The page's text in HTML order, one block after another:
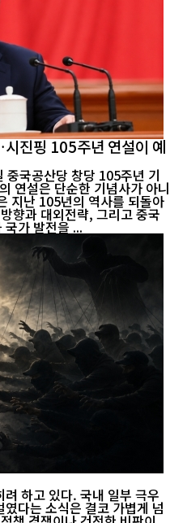
진핑 105주년 연설이 예
국공산당 창당 105주년 기
연설은 단순한 기념사가 아니
지난 105년의 역사를 되돌아
향과 대외전략, 그리고 중국
가 발전을 ...
하고 있다. 국내 일부 극우
다는 소식은 결코 가볍게 넘